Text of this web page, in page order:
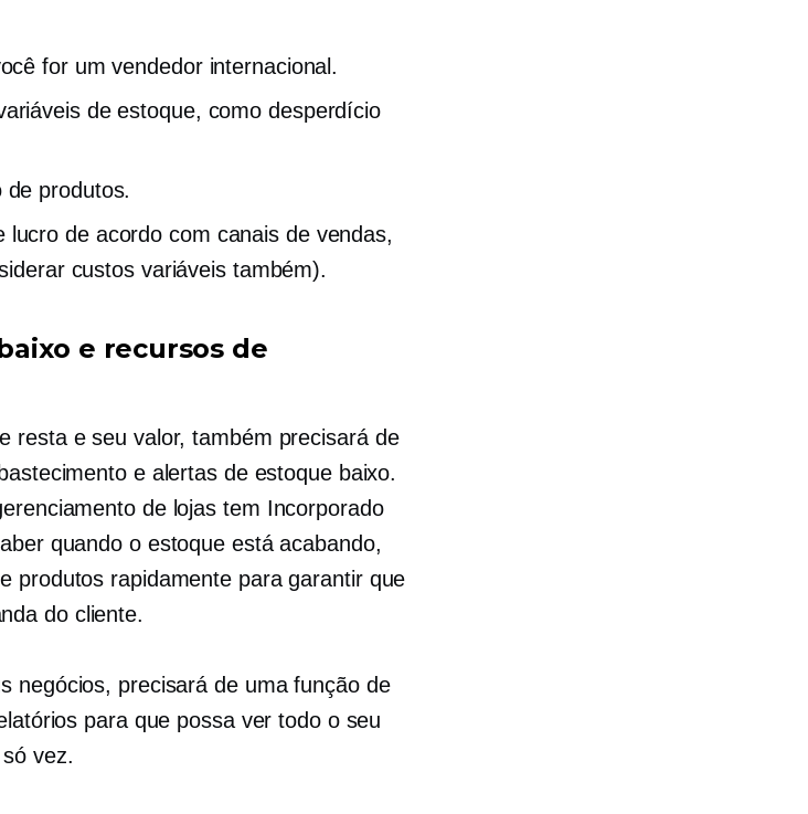
for um vendedor internacional.
​​de estoque, como desperdício
de produtos.
lucro de acordo com canais de vendas,
custos variáveis ​​também).
e recursos de
resta e seu valor, também precisará de
e alertas de estoque baixo.
de lojas tem Incorporado
quando o estoque está acabando,
produtos rapidamente para garantir que
do cliente.
negócios, precisará de uma função de
para que possa ver todo o seu
vez.